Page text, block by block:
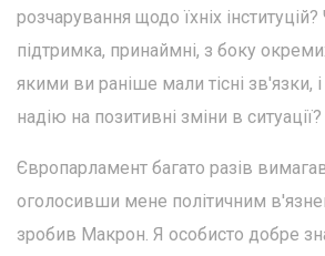
розчарування щодо їхніх
підтримка, принаймні, з боку
якими ви раніше мали тісні зв'язки, і
надію на позитивні зміни в ситуації?
Європарламент багато разів
оголосивши мене політичним
зробив Макрон. Я особисто добре